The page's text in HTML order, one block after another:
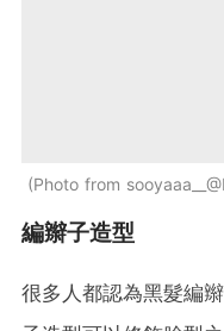
Photo from
編辮子造型
很多人都認為黑髮編